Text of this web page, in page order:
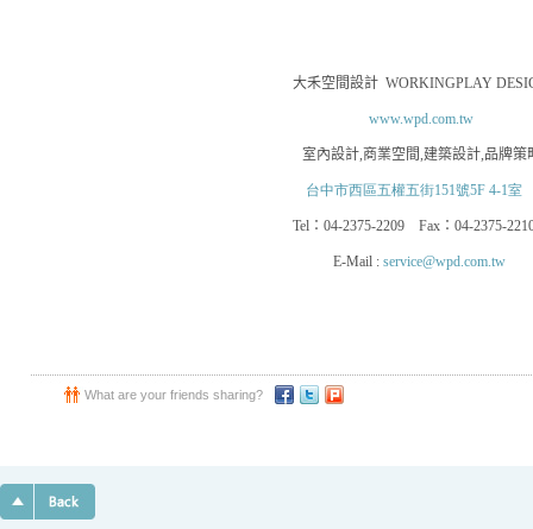
大禾空間設計 WORKINGPLAY
www.wpd.com.tw
室內設計,商業空間,建築設計,品牌策
台中市西區五權五街151號5F 4-1室
Tel ： 04-2375-2209 Fax ： 04-2375-
E-Mail : service@wpd.com.tw
What are your friends sharing?